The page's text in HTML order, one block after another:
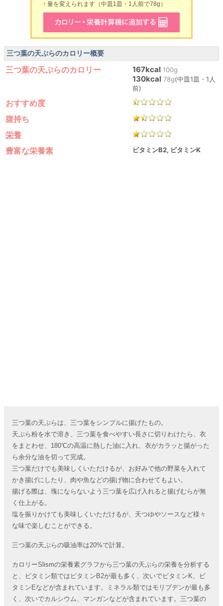
↑ 量を変えられます（中皿1皿・1人前で78g）
三つ葉の天ぷらのカロリー概要
三つ葉の天ぷらのカロリー 167kcal 100g
130kcal 78g(中皿1皿・1人
前)
おすすめ度
腹持ち
栄養
豊富な栄養素
ビタミンB2, ビタミンK
三つ葉の天ぷらは、三つ葉をシンプルに揚げたもの。
天ぷら粉を水で溶き、三つ葉を食べやすい長さに切りわけたら、衣
をまとわせ、180℃の高温に熱した油に入れ、衣がカラッと揚がった
ら余分な油を切って完成。
三つ葉だけでも美味しくいただけるが、お好みで他の野菜を入れて
かき揚げにしたり、肉や魚などの揚げ物に合わせてもよい。
揚げる際は、塊にならないよう三つ葉を広げ入れると揚げむらが無
く仕上がる。
塩を振りかけても美味しくいただけるが、天つゆやソースなど様々
な味で楽しむことができる。
三つ葉の天ぷらの吸油率は20%で計算。
カロリーSlismの栄養素グラフから三つ葉の天ぷらの栄養を分析する
と、ビタミン類ではビタミンB2が最も多く、次いでビタミンK、ビ
タミンEなどが含まれています。ミネラル類ではモリブデンが最も多
く、次いでカルシウム、マンガンなどが含まれています。三つ葉の